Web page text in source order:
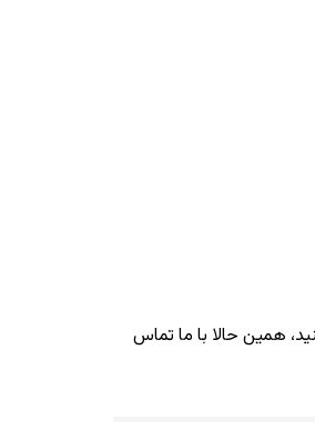
همین حالا با ما تماس